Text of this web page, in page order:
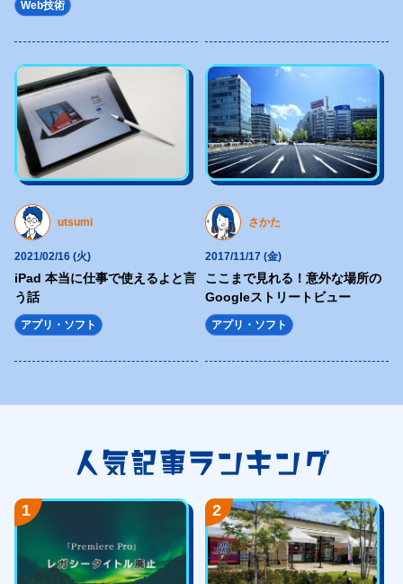
Web技術
utsumi
2021/02/16 (火)
iPad 本当に仕事で使えるよと言
う話
アプリ・ソフト
さかた
2017/11/17 (金)
ここまで見れる！意外な場所の
Googleストリートビュー
アプリ・ソフト
人気記事ランキング
1 2
</p>
</div>
</div>
</section>
<section class="topWorks">
<div class="topWorks-head">
<div class="Ttl1 topWorks-ttl">
<h2 class="Ttl1-txt fz32 fw6 blue4 sfz16">
お客様にThank you!
<span class="fz72 blue1 ffLo mt16 sfz32">最新制作実績</span>
</h2>
</div>
</div>
<div class="topWorks-body">
<div class="topWorks-content">
<div class="topWorks-content__box">
<p class="fz24 sfz20">2021/08/27 (金)</p>